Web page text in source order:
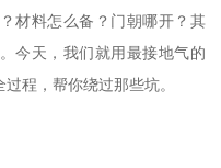
材料怎么备？门朝哪开？其
今天，我们就用最接地气的
程，帮你绕过那些坑。